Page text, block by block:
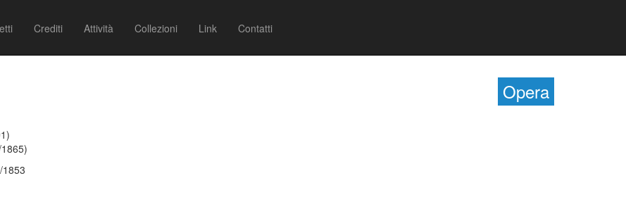
Crediti Attività Collezioni Link Contatti
Opera